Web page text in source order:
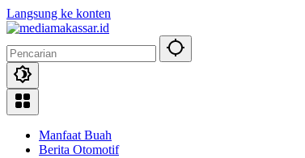
Langsung ke konten
Manfaat Buah
Berita Otomotif